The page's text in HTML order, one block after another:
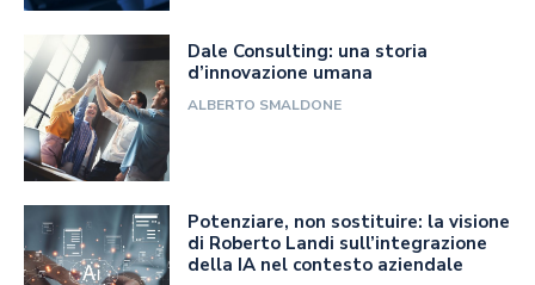
Dale Consulting: una storia
d’innovazione umana
ALBERTO SMALDONE
Potenziare, non sostituire: la visione
di Roberto Landi sull’integrazione
della IA nel contesto aziendale